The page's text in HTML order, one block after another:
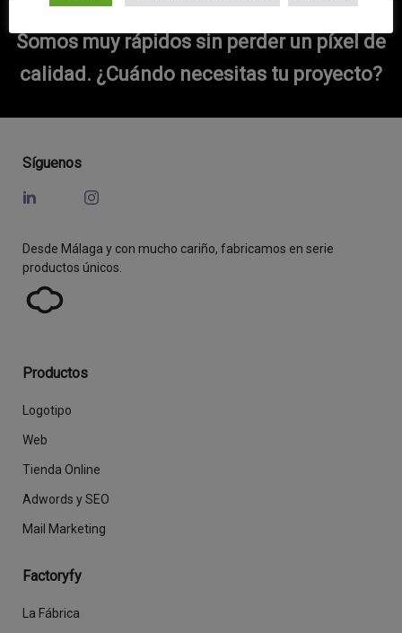
Somos muy rápidos sin perder un píxel de
calidad. ¿Cuándo necesitas tu proyecto?
Síguenos
Desde Málaga y con mucho cariño, fabricamos en serie
productos únicos.
Productos
Logotipo
Web
Tienda Online
Adwords y SEO
Mail Marketing
Factoryfy
La Fábrica